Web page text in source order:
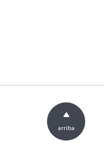
arriba